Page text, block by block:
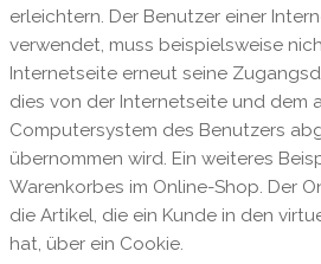
erleichtern. Der Benutzer einer
verwendet, muss beispielsweise
Internetseite erneut seine
dies von der Internetseite und dem
Computersystem des Benutzers
übernommen wird. Ein weiteres
Warenkorbes im Online-Shop. Der
die Artikel, die ein Kunde in den
hat, über ein Cookie.